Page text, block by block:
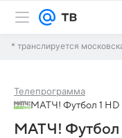
* транслируется
Телепрограмма
МАТЧ! Футбол 1 HD
МАТЧ! Футбол